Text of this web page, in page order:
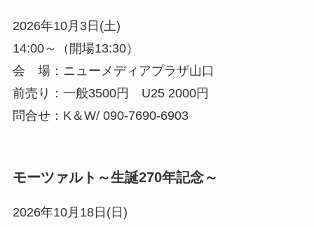
2026年10月3日(土)
14:00～（開場13:30）
会 場：ニューメディアプラザ山口
前売り：一般3500円 U25 2000円
問合せ：K＆W/ 090-7690-6903
モーツァルト～生誕270年記念～
2026年10月18日(日)